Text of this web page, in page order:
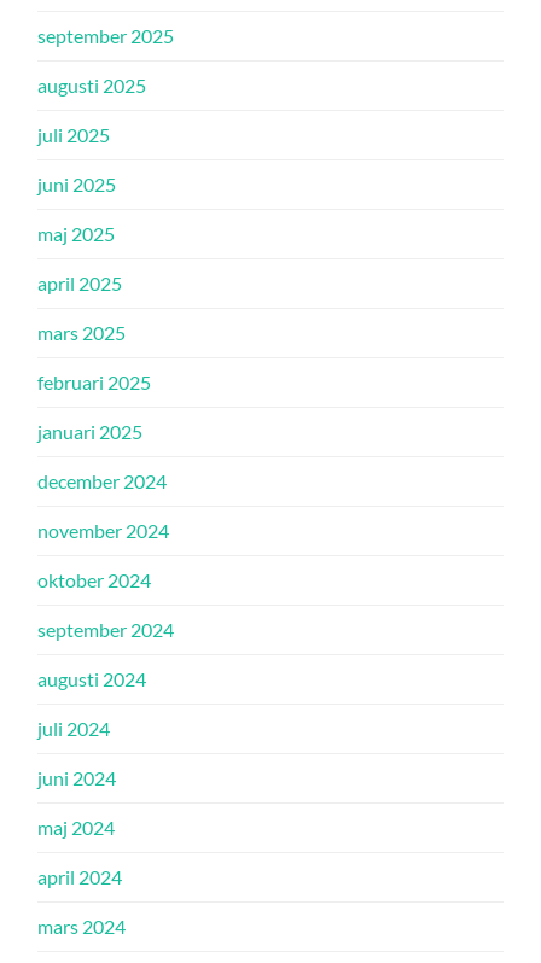
september 2025
augusti 2025
juli 2025
juni 2025
maj 2025
april 2025
mars 2025
februari 2025
januari 2025
december 2024
november 2024
oktober 2024
september 2024
augusti 2024
juli 2024
juni 2024
maj 2024
april 2024
mars 2024